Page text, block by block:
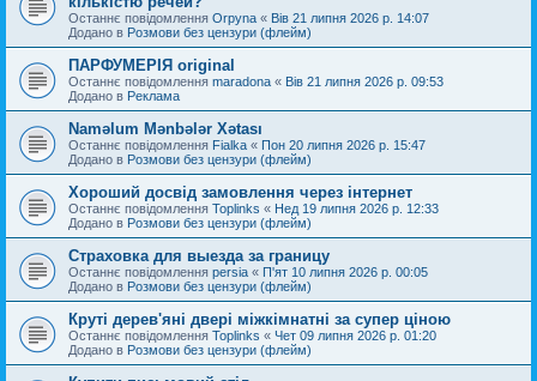
Останнє повідомлення Orpyna « Вів 21 липня 2026 р. 14:07
Додано в Розмови без цензури (флейм)
ПАРФУМЕРІЯ original
Останнє повідомлення maradona « Вів 21 липня 2026 р. 09:53
Додано в Реклама
Naməlum Mənbələr Xətası
Останнє повідомлення Fialka « Пон 20 липня 2026 р. 15:47
Додано в Розмови без цензури (флейм)
Хороший досвід замовлення через інтернет
Останнє повідомлення Toplinks « Нед 19 липня 2026 р. 12:33
Додано в Розмови без цензури (флейм)
Страховка для выезда за границу
Останнє повідомлення persia « П'ят 10 липня 2026 р. 00:05
Додано в Розмови без цензури (флейм)
Круті дерев'яні двері міжкімнатні за супер ціною
Останнє повідомлення Toplinks « Чет 09 липня 2026 р. 01:20
Додано в Розмови без цензури (флейм)